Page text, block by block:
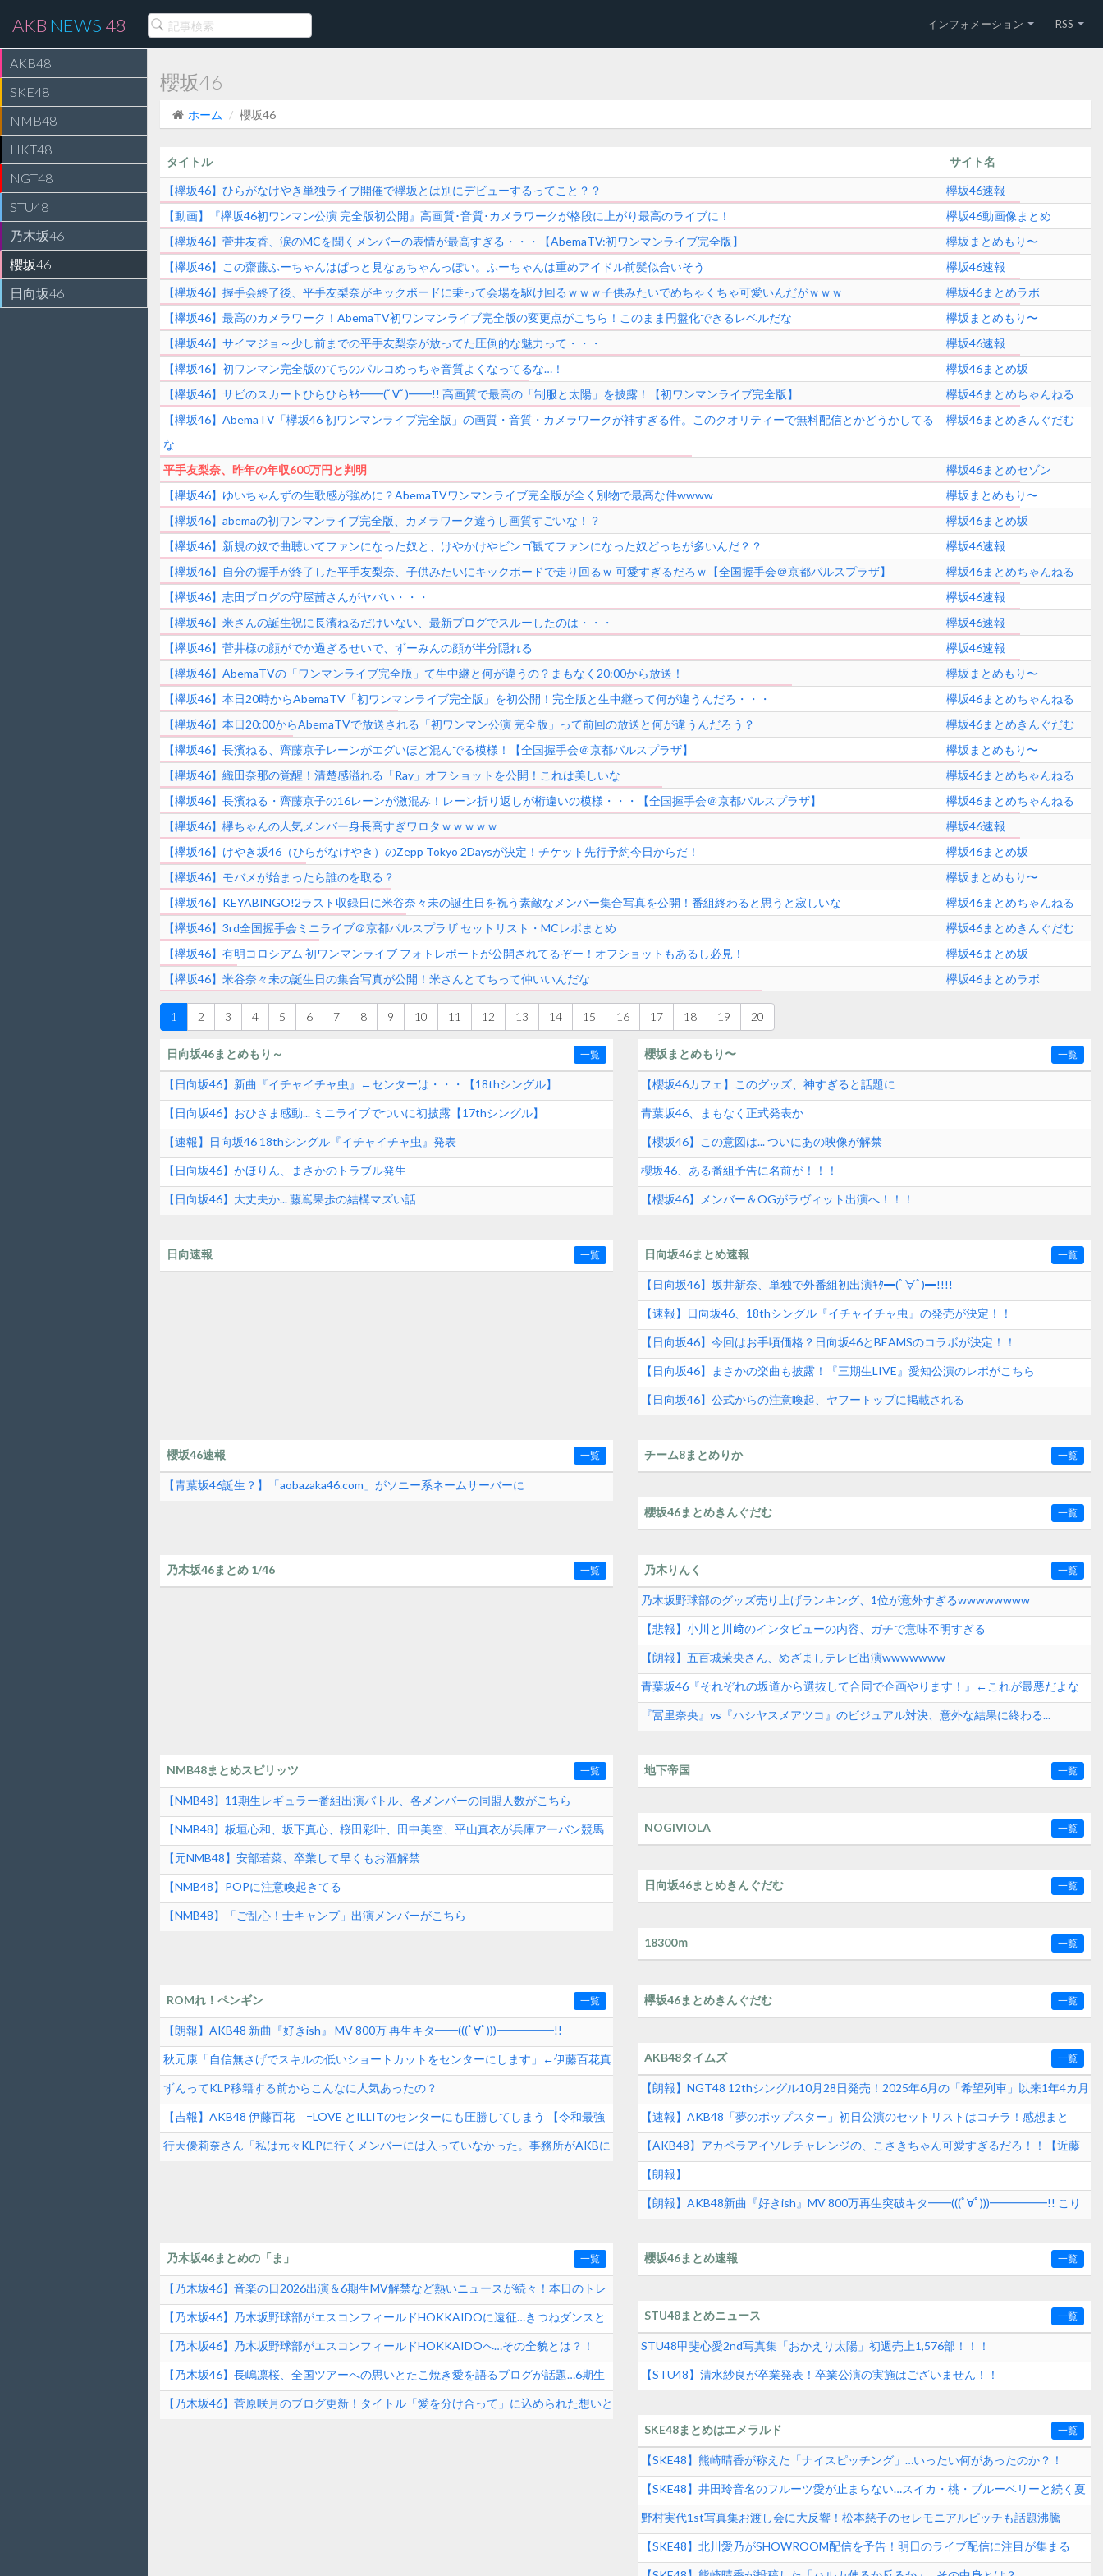
AKB NEWS 48 インフォメーション RSS
AKB48
SKE48
NMB48
HKT48
NGT48
STU48
乃木坂46
櫻坂46
日向坂46
櫻坂46
ホーム 櫻坂46
タイトル サイト名
【欅坂46】ひらがなけやき単独ライブ開催で欅坂とは別にデビューするってこと？？
欅坂46速報
【動画】『欅坂46初ワンマン公演 完全版初公開』高画質･音質･カメラワークが格段に上がり最高のライブに！
欅坂46動画像まとめ
【欅坂46】菅井友香、涙のMCを聞くメンバーの表情が最高すぎる・・・【AbemaTV:初ワンマンライブ完全版】
欅坂まとめもり〜
【欅坂46】この齋藤ふーちゃんはぱっと見なぁちゃんっぽい。ふーちゃんは重めアイドル前髪似合いそう
欅坂46速報
【欅坂46】握手会終了後、平手友梨奈がキックボードに乗って会場を駆け回るｗｗｗ子供みたいでめちゃくちゃ可愛いんだがｗｗｗ
欅坂46まとめラボ
【欅坂46】最高のカメラワーク！AbemaTV初ワンマンライブ完全版の変更点がこちら！このまま円盤化できるレベルだな
欅坂まとめもり〜
【欅坂46】サイマジョ～少し前までの平手友梨奈が放ってた圧倒的な魅力って・・・
欅坂46速報
【欅坂46】初ワンマン完全版のてちのパルコめっちゃ音質よくなってるな…！
欅坂46まとめ坂
【欅坂46】サビのスカートひらひらｷﾀ━━(ﾟ∀ﾟ)━━!! 高画質で最高の「制服と太陽」を披露！【初ワンマンライブ完全版】
欅坂46まとめちゃんねる
【欅坂46】AbemaTV「欅坂46 初ワンマンライブ完全版」の画質・音質・カメラワークが神すぎる件。このクオリティーで無料配信とかどうかしてる
な
欅坂46まとめきんぐだむ
平手友梨奈、昨年の年収600万円と判明
欅坂46まとめセゾン
【欅坂46】ゆいちゃんずの生歌感が強めに？AbemaTVワンマンライブ完全版が全く別物で最高な件wwww
欅坂まとめもり〜
【欅坂46】abemaの初ワンマンライブ完全版、カメラワーク違うし画質すごいな！？
欅坂46まとめ坂
【欅坂46】新規の奴で曲聴いてファンになった奴と、けやかけやビンゴ観てファンになった奴どっちが多いんだ？？
欅坂46速報
【欅坂46】自分の握手が終了した平手友梨奈、子供みたいにキックボードで走り回るｗ 可愛すぎるだろｗ【全国握手会＠京都パルスプラザ】
欅坂46まとめちゃんねる
【欅坂46】志田ブログの守屋茜さんがヤバい・・・
欅坂46速報
【欅坂46】米さんの誕生祝に長濱ねるだけいない、最新ブログでスルーしたのは・・・
欅坂46速報
【欅坂46】菅井様の顔がでか過ぎるせいで、ずーみんの顔が半分隠れる
欅坂46速報
【欅坂46】AbemaTVの「ワンマンライブ完全版」て生中継と何が違うの？まもなく20:00から放送！
欅坂まとめもり〜
【欅坂46】本日20時からAbemaTV「初ワンマンライブ完全版」を初公開！完全版と生中継って何が違うんだろ・・・
欅坂46まとめちゃんねる
【欅坂46】本日20:00からAbemaTVで放送される「初ワンマン公演 完全版」って前回の放送と何が違うんだろう？
欅坂46まとめきんぐだむ
【欅坂46】長濱ねる、齊藤京子レーンがエグいほど混んでる模様！【全国握手会＠京都パルスプラザ】
欅坂まとめもり〜
【欅坂46】織田奈那の覚醒！清楚感溢れる「Ray」オフショットを公開！これは美しいな
欅坂46まとめちゃんねる
【欅坂46】長濱ねる・齊藤京子の16レーンが激混み！レーン折り返しが桁違いの模様・・・【全国握手会＠京都パルスプラザ】
欅坂46まとめちゃんねる
【欅坂46】欅ちゃんの人気メンバー身長高すぎワロタｗｗｗｗｗ
欅坂46速報
【欅坂46】けやき坂46（ひらがなけやき）のZepp Tokyo 2Daysが決定！チケット先行予約今日からだ！
欅坂46まとめ坂
【欅坂46】モバメが始まったら誰のを取る？
欅坂まとめもり〜
【欅坂46】KEYABINGO!2ラスト収録日に米谷奈々未の誕生日を祝う素敵なメンバー集合写真を公開！番組終わると思うと寂しいな
欅坂46まとめちゃんねる
【欅坂46】3rd全国握手会ミニライブ＠京都パルスプラザ セットリスト・MCレポまとめ
欅坂46まとめきんぐだむ
【欅坂46】有明コロシアム 初ワンマンライブ フォトレポートが公開されてるぞー！オフショットもあるし必見！
欅坂46まとめ坂
【欅坂46】米谷奈々未の誕生日の集合写真が公開！米さんとてちって仲いいんだな
欅坂46まとめラボ
1 2 3 4 5 6 7 8 9 10 11 12 13 14 15 16 17 18 19 20
日向坂46まとめもり～ 一覧
【日向坂46】新曲『イチャイチャ虫』←センターは・・・【18thシングル】
【日向坂46】おひさま感動... ミニライブでついに初披露【17thシングル】
【速報】日向坂46 18thシングル『イチャイチャ虫』発表
【日向坂46】かほりん、まさかのトラブル発生
【日向坂46】大丈夫か... 藤嶌果歩の結構マズい話
櫻坂まとめもり〜 一覧
【櫻坂46カフェ】このグッズ、神すぎると話題に
青葉坂46、まもなく正式発表か
【櫻坂46】この意図は... ついにあの映像が解禁
櫻坂46、ある番組予告に名前が！！！
【櫻坂46】メンバー＆OGがラヴィット出演へ！！！
日向速報 一覧 日向坂46まとめ速報 一覧
【日向坂46】坂井新奈、単独で外番組初出演ｷﾀ━(ﾟ∀ﾟ)━!!!!
【速報】日向坂46、18thシングル『イチャイチャ虫』の発売が決定！！
【日向坂46】今回はお手頃価格？日向坂46とBEAMSのコラボが決定！！
【日向坂46】まさかの楽曲も披露！『三期生LIVE』愛知公演のレポがこちら
【日向坂46】公式からの注意喚起、ヤフートップに掲載される
櫻坂46速報 一覧
【青葉坂46誕生？】「aobazaka46.com」がソニー系ネームサーバーに
チーム8まとめりか 一覧
櫻坂46まとめきんぐだむ 一覧
乃木坂46まとめ 1/46 一覧 乃木りんく 一覧
乃木坂野球部のグッズ売り上げランキング、1位が意外すぎるwwwwwwww
【悲報】小川と川﨑のインタビューの内容、ガチで意味不明すぎる
【朗報】五百城茉央さん、めざましテレビ出演wwwwwww
青葉坂46『それぞれの坂道から選抜して合同で企画やります！』←これが最悪だよな
『冨里奈央』vs『ハシヤスメアツコ』のビジュアル対決、意外な結果に終わる...
NMB48まとめスピリッツ 一覧
【NMB48】11期生レギュラー番組出演バトル、各メンバーの同盟人数がこちら
【NMB48】板垣心和、坂下真心、桜田彩叶、田中美空、平山真衣が兵庫アーバン競馬
【HUK】公式YouTube現地配信番組「HUK Campus Live」に出演
【元NMB48】安部若菜、卒業して早くもお酒解禁
【NMB48】POPに注意喚起きてる
【NMB48】「ご乱心！士キャンプ」出演メンバーがこちら
地下帝国 一覧
NOGIVIOLA 一覧
日向坂46まとめきんぐだむ 一覧
18300ｍ 一覧
ROMれ！ペンギン 一覧
【朗報】AKB48 新曲『好きish』 MV 800万 再生キタ━━(((ﾟ∀ﾟ)))━━━━━!!
秋元康「自信無さげでスキルの低いショートカットをセンターにします」←伊藤百花真
逆じゃね？
ずんってKLP移籍する前からこんなに人気あったの？
【吉報】AKB48 伊藤百花 =LOVE とILLITのセンターにも圧勝してしまう 【令和最強
女性アイドル】
行天優莉奈さん「私は元々KLPに行くメンバーには入っていなかった。事務所がAKBに
欅坂46まとめきんぐだむ 一覧
AKB48タイムズ 一覧
【朗報】NGT48 12thシングル10月28日発売！2025年6月の「希望列車」以来1年4カ月
ぶりの発売！！
【速報】AKB48「夢のポップスター」初日公演のセットリストはコチラ！感想まと
め！！【2026年8月7日(金)】
【AKB48】アカペラアイソレチャレンジの、こさきちゃん可愛すぎるだろ！！【近藤
沙樹】
【朗報】
【朗報】AKB48新曲『好きish』MV 800万再生突破キタ━━(((ﾟ∀ﾟ)))━━━━━!! こり
乃木坂46まとめの「ま」 一覧
【乃木坂46】音楽の日2026出演＆6期生MV解禁など熱いニュースが続々！本日のトレ
ンド速報
【乃木坂46】乃木坂野球部がエスコンフィールドHOKKAIDOに遠征…きつねダンスと
ファーストピッチの裏側とは？！
【乃木坂46】乃木坂野球部がエスコンフィールドHOKKAIDOへ…その全貌とは？！
【乃木坂46】長嶋凛桜、全国ツアーへの思いとたこ焼き愛を語るブログが話題…6期生
の素顔に迫る！
【乃木坂46】菅原咲月のブログ更新！タイトル「愛を分け合って」に込められた想いと
櫻坂46まとめ速報 一覧
STU48まとめニュース 一覧
STU48甲斐心愛2nd写真集「おかえり太陽」初週売上1,576部！！！
【STU48】清水紗良が卒業発表！卒業公演の実施はございません！！
SKE48まとめはエメラルド 一覧
【SKE48】熊崎晴香が称えた「ナイスピッチング」…いったい何があったのか？！
【SKE48】井田玲音名のフルーツ愛が止まらない…スイカ・桃・ブルーベリーと続く夏
グルメの実態とは？
野村実代1st写真集お渡し会に大反響！松本慈子のセレモニアルピッチも話題沸騰
SKE48界隈トレンド速報
【SKE48】北川愛乃がSHOWROOM配信を予告！明日のライブ配信に注目が集まる